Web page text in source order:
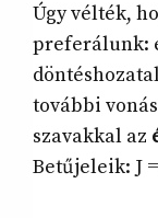
Úgy vélték,
preferálunk:
további
szavakkal az
Betűjeleik: J